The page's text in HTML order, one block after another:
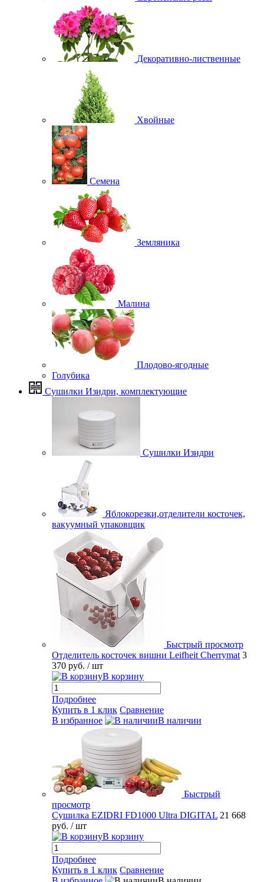
Декоративно-лиственные
Хвойные
Семена
Земляника
Малина
Плодово-ягодные
Голубика
Сушилки Изидри, комплектующие
Сушилки Изидри
Яблокорезки,отделители косточек,
вакуумный упаковщик
Быстрый просмотр
Отделитель косточек вишни Leifheit Cherrymat 3
370 руб. / шт
В корзину
Подробнее
Купить в 1 клик Сравнение
В избранное
В наличии
Быстрый
просмотр
Сушилка EZIDRI FD1000 Ultra DIGITAL 21 668
руб. / шт
В корзину
Подробнее
Купить в 1 клик Сравнение